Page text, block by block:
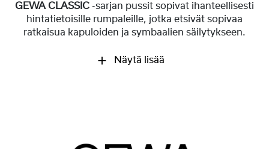
GEWA CLASSIC -sarjan pussit sopivat ihanteellisesti
hintatietoisille rumpaleille, jotka etsivät sopivaa
ratkaisua kapuloiden ja symbaalien säilytykseen.
Näytä lisää